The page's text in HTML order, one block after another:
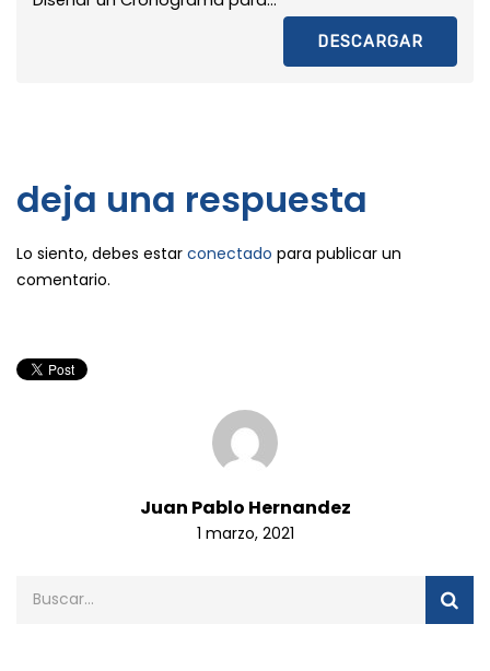
DESCARGAR
deja una respuesta
Lo siento, debes estar conectado para publicar un
comentario.
Juan Pablo Hernandez
1 marzo, 2021